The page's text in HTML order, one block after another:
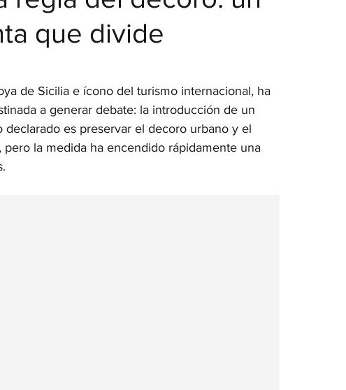
que divide
de Sicilia e ícono del turismo internacional, ha
a generar debate: la introducción de un
declarado es preservar el decoro urbano y el
la medida ha encendido rápidamente una